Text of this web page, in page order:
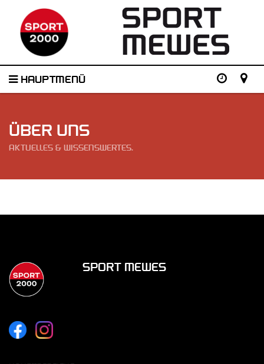
HAUPTMENÜ
ÜBER UNS
AKTUELLES & WISSENSWERTES.
SPORT MEWES